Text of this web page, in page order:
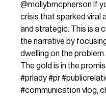
@mollybmcpherson If
crisis that sparked viral
and strategic. This is a
the narrative by
dwelling on the
The gold is in the
#prlady#pr
#communication vlog,